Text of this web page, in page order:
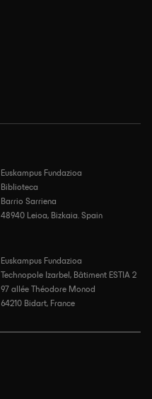
Euskampus Fundazioa
Biblioteca
Barrio Sarriena
48940 Leioa, Bizkaia. Spain
Euskampus Fundazioa
Technopole Izarbel, Bâtiment ESTIA 2
97 allée Théodore Monod
64210 Bidart, France